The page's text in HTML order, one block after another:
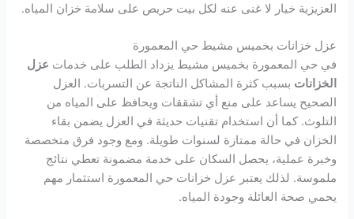
العزيزية خيار لا غنى عنه لكل بيت حريص على سلامة خزان المياه.
عزل خزانات بخميس مشيط حي المعمورة
في حي المعمورة بخميس مشيط يزداد الطلب على خدمات عزل
الخزانات بسبب كثرة المشاكل الناتجة عن التسربات. العزل
الصحيح يساعد على منع أي تشققات ويحافظ على المياه من
التلوث. كما أن استخدام تقنيات حديثة في العزل يضمن بقاء
الخزان في حالة ممتازة لسنوات طويلة. ومع وجود فرق متخصصة
وخبرة عملية، يحصل السكان على خدمة مضمونة تعطي نتائج
ملموسة. لذلك يعتبر عزل خزانات حي المعمورة استثمار مهم
يحمي صحة العائلة وجودة المياه.